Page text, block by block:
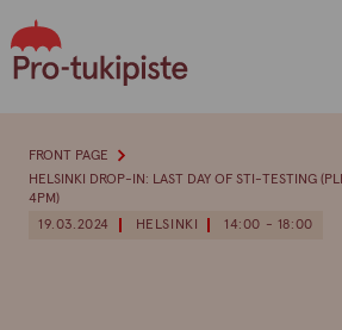
to
content
19.03.2024 HELSINKI 14:00 - 18:00
FRONT PAGE
HELSINKI DROP-IN: LAST DAY OF STI-TESTING
4PM)